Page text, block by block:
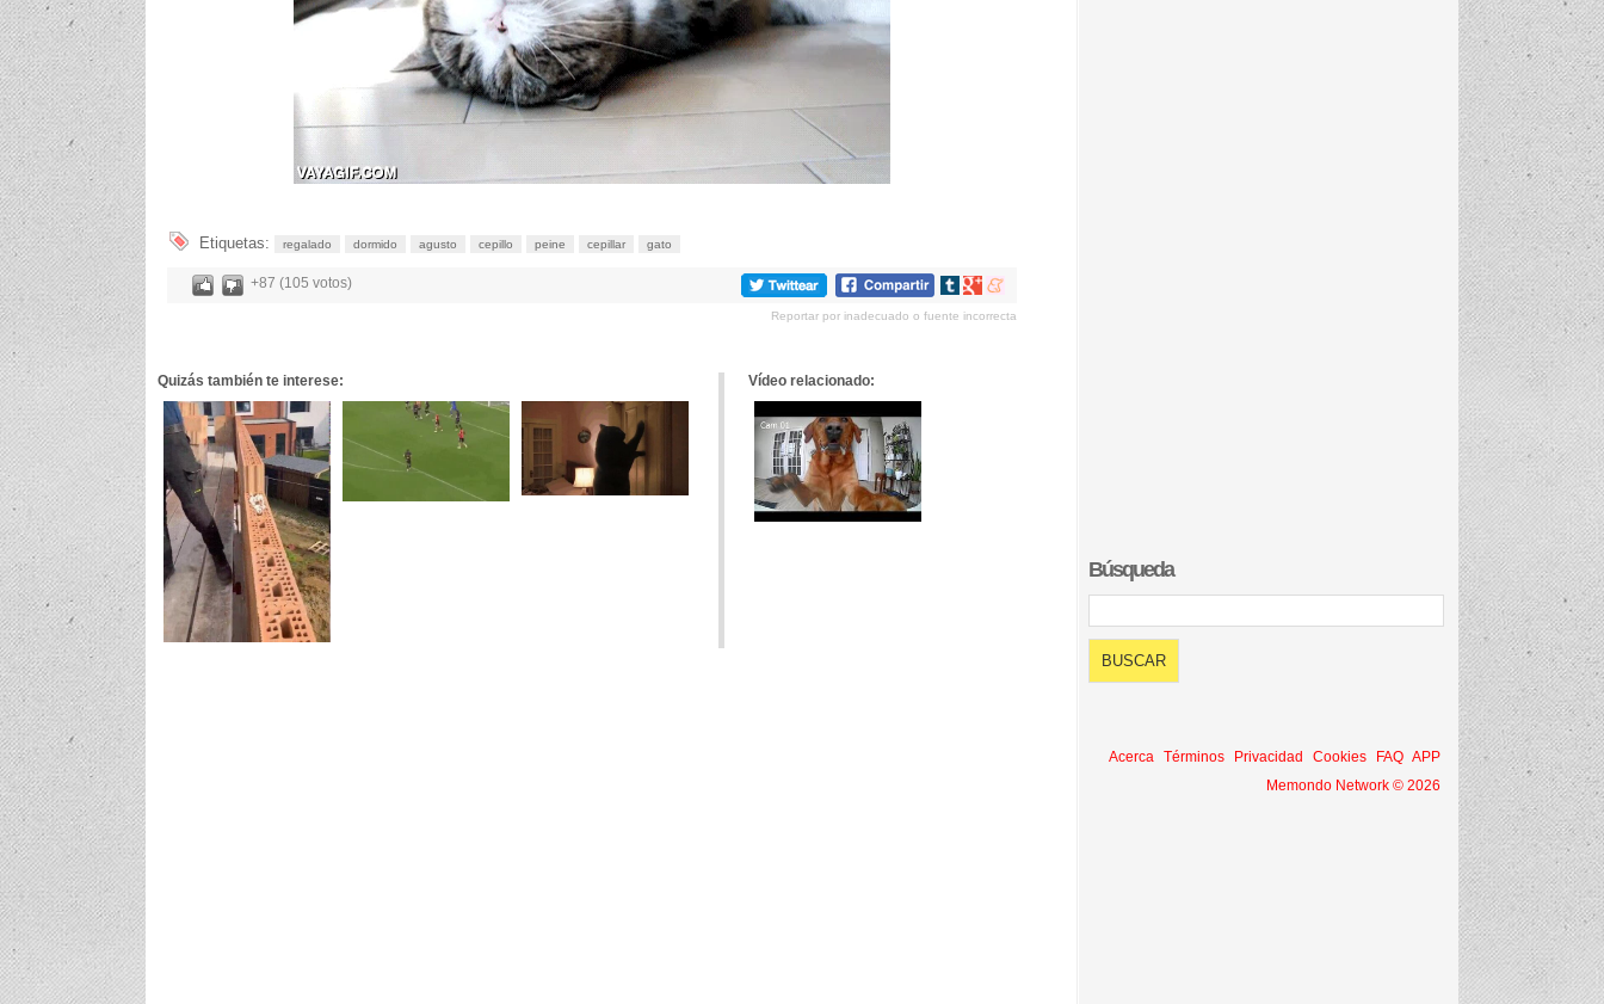
Etiquetas: regalado dormido agusto cepillo peine cepillar gato
+87 (105 votos)
Compartir
tumblr
Compartir
Google+
Compartir
meneame
Reportar por inadecuado o fuente incorrecta
Quizás también te interese: Vídeo relacionado:
Búsqueda
Acerca Términos Privacidad Cookies FAQ APP
Memondo Network © 2026